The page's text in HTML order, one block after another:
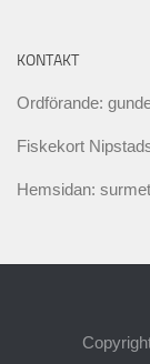
KONTAKT
Ordförande:
Fiskekort
Hemsidan: